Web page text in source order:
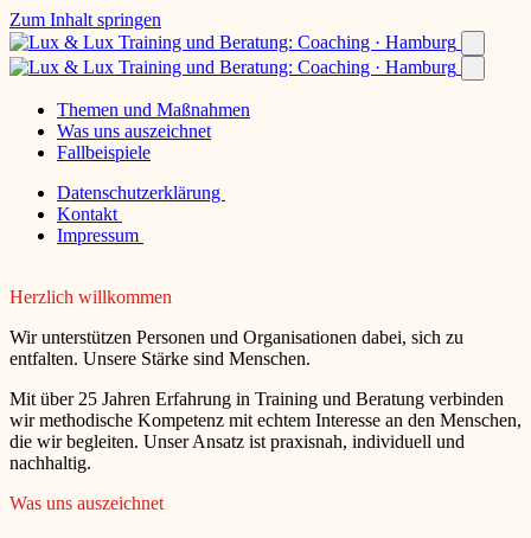
Zum Inhalt springen
Themen und Maßnahmen
Was uns auszeichnet
Fallbeispiele
Datenschutzerklärung
Kontakt
Impressum
Herzlich willkommen
Wir unterstützen Personen und Organisationen dabei, sich zu
entfalten. Unsere Stärke sind Menschen.
Mit über 25 Jahren Erfahrung in Training und Beratung verbinden
wir methodische Kompetenz mit echtem Interesse an den Menschen,
die wir begleiten. Unser Ansatz ist praxisnah, individuell und
nachhaltig.
Was uns auszeichnet